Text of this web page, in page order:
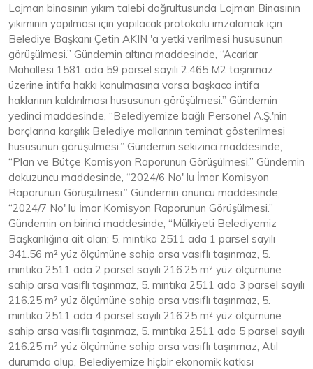
Lojman binasının yıkım talebi doğrultusunda Lojman Binasının
yıkımının yapılması için yapılacak protokolü imzalamak için
Belediye Başkanı Çetin AKIN 'a yetki verilmesi hususunun
görüşülmesi.” Gündemin altıncı maddesinde, “Acarlar
Mahallesi 1581 ada 59 parsel sayılı 2.465 M2 taşınmaz
üzerine intifa hakkı konulmasına varsa başkaca intifa
haklarının kaldırılması hususunun görüşülmesi.” Gündemin
yedinci maddesinde, “Belediyemize bağlı Personel A.Ş.'nin
borçlarına karşılık Belediye mallarının teminat gösterilmesi
hususunun görüşülmesi.” Gündemin sekizinci maddesinde,
“Plan ve Bütçe Komisyon Raporunun Görüşülmesi.” Gündemin
dokuzuncu maddesinde, “2024/6 No' lu İmar Komisyon
Raporunun Görüşülmesi.” Gündemin onuncu maddesinde,
“2024/7 No' lu İmar Komisyon Raporunun Görüşülmesi.”
Gündemin on birinci maddesinde, “Mülkiyeti Belediyemiz
Başkanlığına ait olan; 5. mıntıka 2511 ada 1 parsel sayılı
341.56 m² yüz ölçümüne sahip arsa vasıflı taşınmaz, 5.
mıntıka 2511 ada 2 parsel sayılı 216.25 m² yüz ölçümüne
sahip arsa vasıflı taşınmaz, 5. mıntıka 2511 ada 3 parsel sayılı
216.25 m² yüz ölçümüne sahip arsa vasıflı taşınmaz, 5.
mıntıka 2511 ada 4 parsel sayılı 216.25 m² yüz ölçümüne
sahip arsa vasıflı taşınmaz, 5. mıntıka 2511 ada 5 parsel sayılı
216.25 m² yüz ölçümüne sahip arsa vasıflı taşınmaz, Atıl
durumda olup, Belediyemize hiçbir ekonomik katkısı